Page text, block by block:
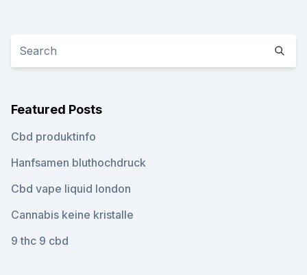
Featured Posts
Cbd produktinfo
Hanfsamen bluthochdruck
Cbd vape liquid london
Cannabis keine kristalle
9 thc 9 cbd